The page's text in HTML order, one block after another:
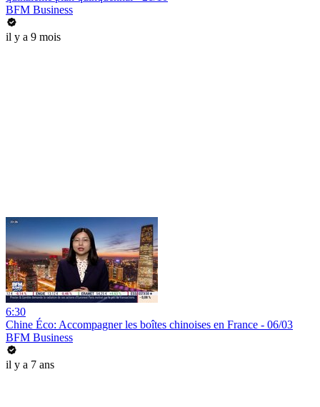
BFM Business
il y a 9 mois
6:30
Chine Éco: Accompagner les boîtes chinoises en France - 06/03
BFM Business
il y a 7 ans